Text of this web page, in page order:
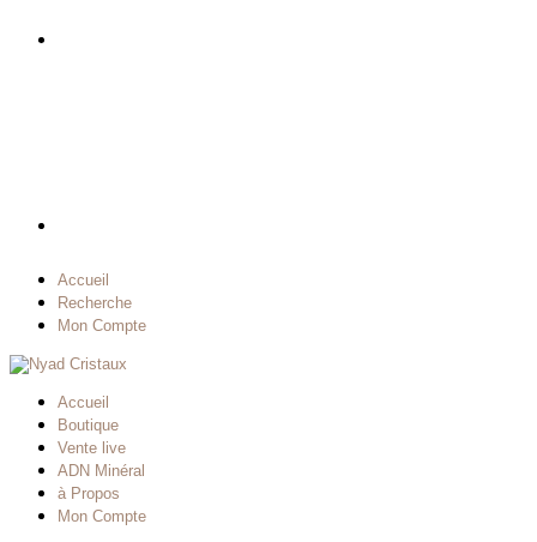
Accueil
Recherche
Mon Compte
Accueil
Boutique
Vente live
ADN Minéral
à Propos
Mon Compte